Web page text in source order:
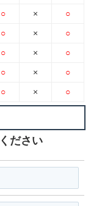
○
○
○
○
○
×
×
×
×
×
○
○
○
○
○
ださい